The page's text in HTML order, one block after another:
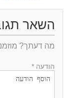
השאר
מה דעתך?
הודעה *